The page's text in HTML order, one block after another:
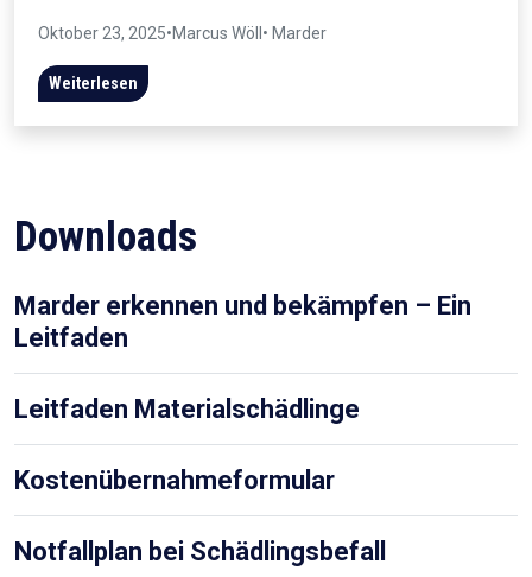
Oktober 23, 2025•Marcus Wöll • Marder
Weiterlesen
Downloads
Marder erkennen und bekämpfen – Ein
Leitfaden
Leitfaden Materialschädlinge
Kostenübernahmeformular
Notfallplan bei Schädlingsbefall